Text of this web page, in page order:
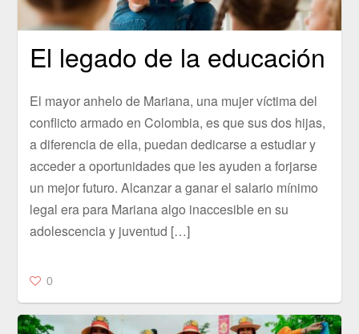
El legado de la educación
El mayor anhelo de Mariana, una mujer víctima del
conflicto armado en Colombia, es que sus dos hijas,
a diferencia de ella, puedan dedicarse a estudiar y
acceder a oportunidades que les ayuden a forjarse
un mejor futuro. Alcanzar a ganar el salario mínimo
legal era para Mariana algo inaccesible en su
adolescencia y juventud […]
0